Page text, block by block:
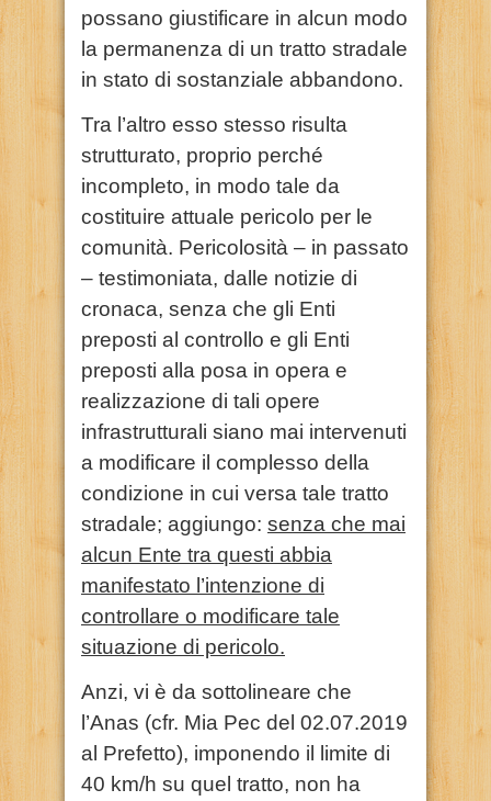
possano giustificare in alcun modo
la permanenza di un tratto stradale
in stato di sostanziale abbandono.
Tra l’altro esso stesso risulta
strutturato, proprio perché
incompleto, in modo tale da
costituire attuale pericolo per le
comunità. Pericolosità – in passato
– testimoniata, dalle notizie di
cronaca, senza che gli Enti
preposti al controllo e gli Enti
preposti alla posa in opera e
realizzazione di tali opere
infrastrutturali siano mai intervenuti
a modificare il complesso della
condizione in cui versa tale tratto
stradale; aggiungo: senza che mai
alcun Ente tra questi abbia
manifestato l’intenzione di
controllare o modificare tale
situazione di pericolo.
Anzi, vi è da sottolineare che
l’Anas (cfr. Mia Pec del 02.07.2019
al Prefetto), imponendo il limite di
40 km/h su quel tratto, non ha